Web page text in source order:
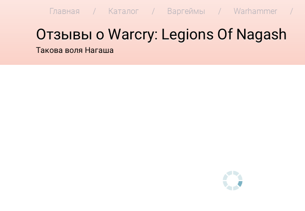
Главная Каталог Варгеймы Warhammer
Отзывы о Warcry: Legions Of Nagash
Такова воля Нагаша